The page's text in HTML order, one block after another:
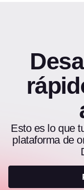
Esto es lo que
plataforma de